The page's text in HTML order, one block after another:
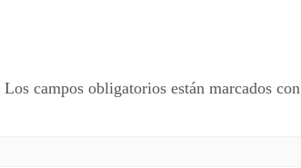
Los campos obligatorios están marcados con